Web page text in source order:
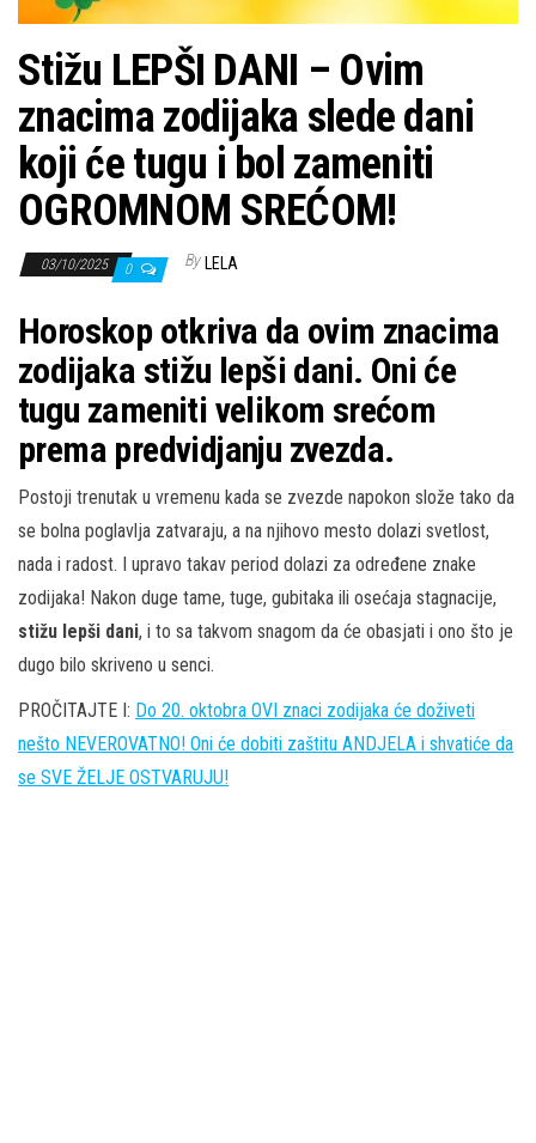
Stižu LEPŠI DANI – Ovim
znacima zodijaka slede dani
koji će tugu i bol zameniti
OGROMNOM SREĆOM!
03/10/2025 0 By LELA
Horoskop otkriva da ovim znacima
zodijaka stižu lepši dani. Oni će
tugu zameniti velikom srećom
prema predvidjanju zvezda.
Postoji trenutak u vremenu kada se zvezde napokon slože tako da
se bolna poglavlja zatvaraju, a na njihovo mesto dolazi svetlost,
nada i radost. I upravo takav period dolazi za određene znake
zodijaka! Nakon duge tame, tuge, gubitaka ili osećaja stagnacije,
stižu lepši dani, i to sa takvom snagom da će obasjati i ono što je
dugo bilo skriveno u senci.
PROČITAJTE I: Do 20. oktobra OVI znaci zodijaka će doživeti
nešto NEVEROVATNO! Oni će dobiti zaštitu ANDJELA i shvatiće da
se SVE ŽELJE OSTVARUJU!